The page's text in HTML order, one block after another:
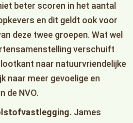
beter scoren in het aantal
en dit geldt ook voor
deze twee groepen. Wat wel
verschuift
naar natuurvriendelijke
naar meer gevoelige en
de NVO.
James